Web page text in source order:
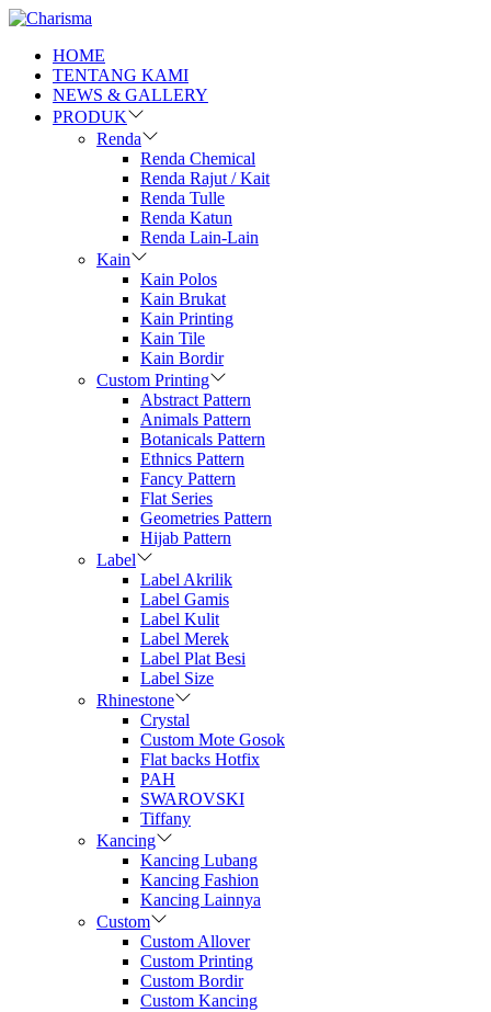
HOME
TENTANG KAMI
NEWS & GALLERY
PRODUK
Renda
Renda Chemical
Renda Rajut / Kait
Renda Tulle
Renda Katun
Renda Lain-Lain
Kain
Kain Polos
Kain Brukat
Kain Printing
Kain Tile
Kain Bordir
Custom Printing
Abstract Pattern
Animals Pattern
Botanicals Pattern
Ethnics Pattern
Fancy Pattern
Flat Series
Geometries Pattern
Hijab Pattern
Label
Label Akrilik
Label Gamis
Label Kulit
Label Merek
Label Plat Besi
Label Size
Rhinestone
Crystal
Custom Mote Gosok
Flat backs Hotfix
PAH
SWAROVSKI
Tiffany
Kancing
Kancing Lubang
Kancing Fashion
Kancing Lainnya
Custom
Custom Allover
Custom Printing
Custom Bordir
Custom Kancing